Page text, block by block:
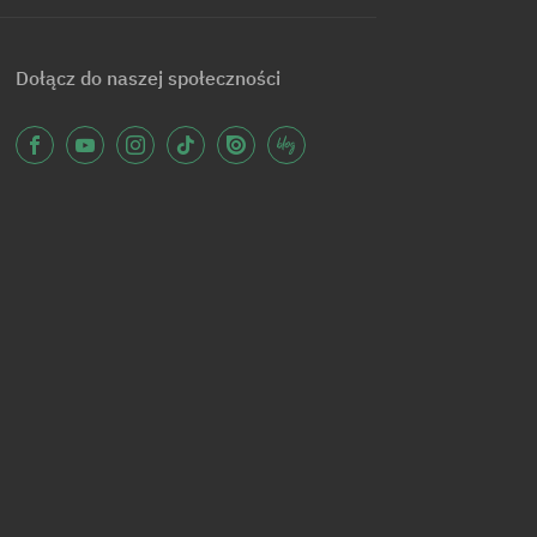
Dołącz do naszej społeczności